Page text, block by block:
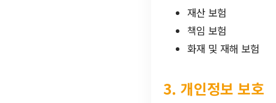
재산 보험
책임 보험
화재 및 재해 보험
3. 개인정보 보호